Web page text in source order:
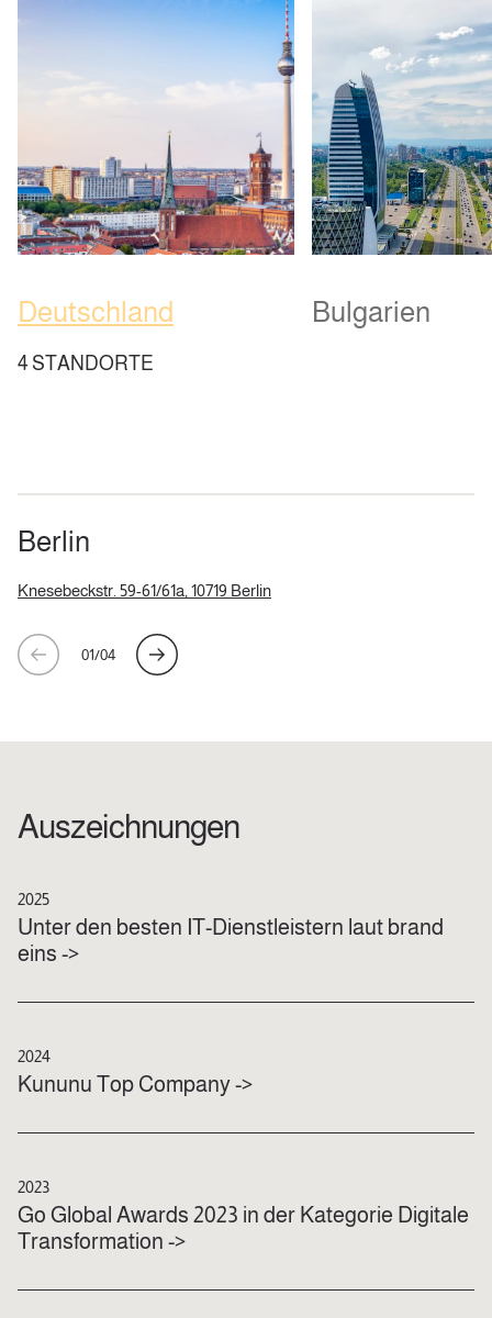
Deutschland
4 STANDORTE
Bulgarien
Berlin
Knesebeckstr. 59-61/61a, 10719 Berlin
01/04
Auszeichnungen
2025
Unter den besten IT-Dienstleistern laut brand
eins ->
2024
Kununu Top Company ->
2023
Go Global Awards 2023 in der Kategorie Digitale
Transformation ->